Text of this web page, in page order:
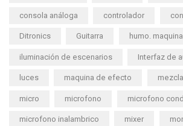
consola análoga controlador
Ditronics Guitarra humo. maquina
iluminación de escenarios Interfaz de
luces maquina de efecto
micro microfono microfono
microfono inalambrico mixer